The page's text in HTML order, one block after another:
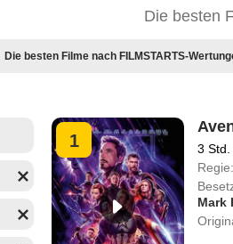
Die besten
Die besten Filme nach FILMSTARTS-
1 3 Std.
Regie:
Mark